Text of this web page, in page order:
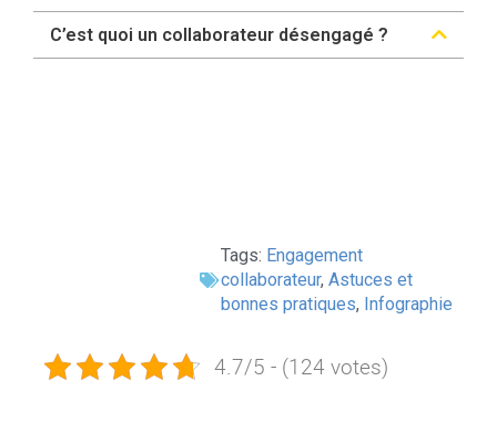
C’est quoi un collaborateur désengagé ?
Tags: Engagement
collaborateur, Astuces et
bonnes pratiques, Infographie
4.7/5 - (124 votes)